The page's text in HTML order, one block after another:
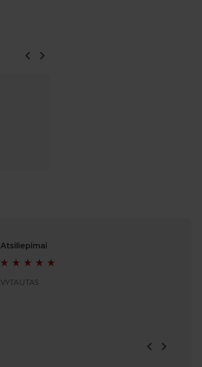
Atsiliepimai
VYTAUTAS